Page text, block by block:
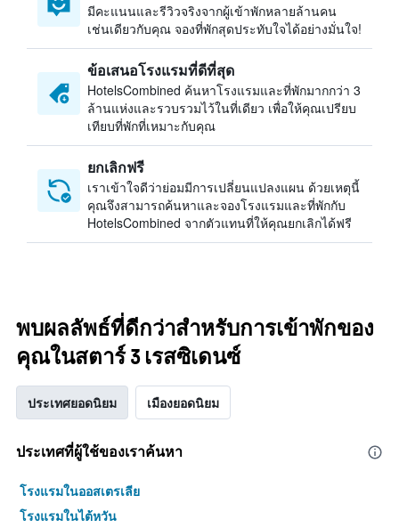
มีคะแนนและรีวิวจริงจากผู้เข้าพักหลายล้านคน
เช่นเดียวกับคุณ จองที่พักสุดประทับใจได้อย่างมั่นใจ!
ข้อเสนอโรงแรมที่ดีที่สุด
HotelsCombined ค้นหาโรงแรมและที่พักมากกว่า 3
ล้านแห่งและรวบรวมไว้ในที่เดียว เพื่อให้คุณเปรียบ
เทียบที่พักที่เหมาะกับคุณ
ยกเลิกฟรี
เราเข้าใจดีว่าย่อมมีการเปลี่ยนแปลงแผน ด้วยเหตุนี้
คุณจึงสามารถค้นหาและจองโรงแรมและที่พักกับ
HotelsCombined จากตัวแทนที่ให้คุณยกเลิกได้ฟรี
พบผลลัพธ์ที่ดีกว่าสำหรับการเข้าพักของ
คุณในสตาร์ 3 เรสซิเดนซ์
ประเทศยอดนิยม เมืองยอดนิยม
ประเทศที่ผู้ใช้ของเราค้นหา
โรงแรมในออสเตรเลีย
โรงแรมในไต้หวัน